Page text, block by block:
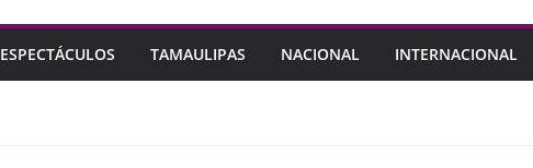
ESPECTÁCULOS TAMAULIPAS NACIONAL INTERNACIONAL